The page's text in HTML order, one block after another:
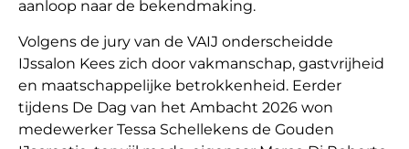
aanloop naar de bekendmaking.
Volgens de jury van de VAIJ onderscheidde
IJssalon Kees zich door vakmanschap, gastvrijheid
en maatschappelijke betrokkenheid. Eerder
tijdens De Dag van het Ambacht 2026 won
medewerker Tessa Schellekens de Gouden